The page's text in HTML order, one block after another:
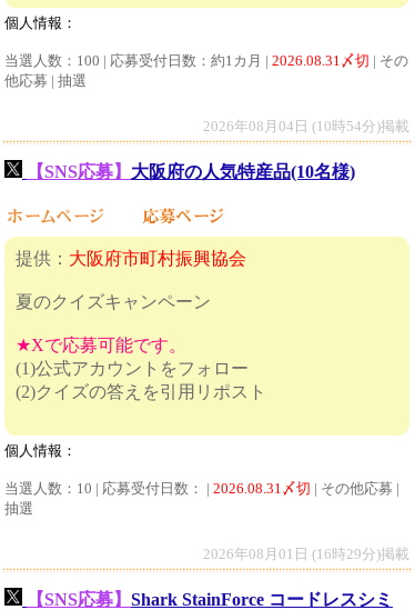
個人情報：
当選人数：100 | 応募受付日数：約1カ月 | 2026.08.31〆切 | その
他応募 | 抽選
2026年08月04日 (10時54分)掲載
【SNS応募】 大阪府の人気特産品(10名様)
提供： 大阪府市町村振興協会
夏のクイズキャンペーン
★Xで応募可能です。
(1)公式アカウントをフォロー
(2)クイズの答えを引用リポスト
個人情報：
当選人数：10 | 応募受付日数： | 2026.08.31〆切 | その他応募 |
抽選
2026年08月01日 (16時29分)掲載
【SNS応募】 Shark StainForce コードレスシミ